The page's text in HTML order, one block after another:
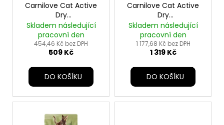
Carnilove Cat Active
Dry
Beef&Venis.Steril.Ad.AB2kg
Skladem následující
pracovní den
454,46 Kč bez DPH
509 Kč
DO KOŠÍKU
Carnilove Cat Active
Dry
Beef&Venis.Steril.Ad.AB6kg
Skladem následující
pracovní den
1 177,68 Kč bez DPH
1 319 Kč
DO KOŠÍKU